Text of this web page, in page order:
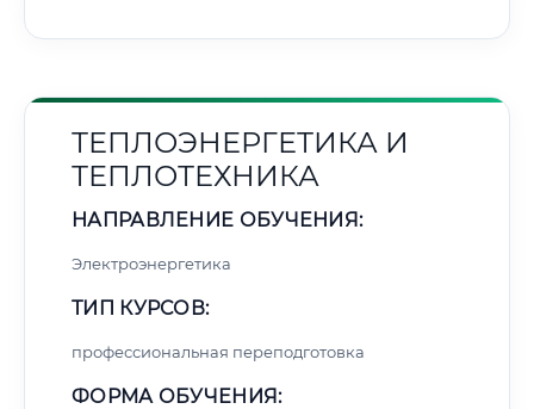
ТЕПЛОЭНЕРГЕТИКА И
ТЕПЛОТЕХНИКА
НАПРАВЛЕНИЕ ОБУЧЕНИЯ:
Электроэнергетика
ТИП КУРСОВ:
профессиональная переподготовка
ФОРМА ОБУЧЕНИЯ: